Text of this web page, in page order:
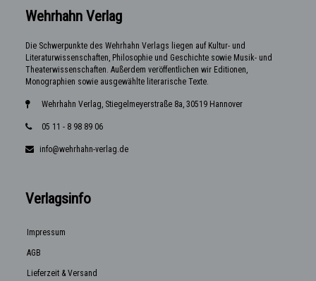
Wehrhahn Verlag
Die Schwerpunkte des Wehrhahn Verlags liegen auf Kultur- und
Literaturwissenschaften, Philosophie und Geschichte sowie Musik- und
Theaterwissenschaften. Außerdem veröffentlichen wir Editionen,
Monographien sowie ausgewählte literarische Texte.
Wehrhahn Verlag, Stiegelmeyerstraße 8a, 30519 Hannover
05 11 - 8 98 89 06
info@wehrhahn-verlag.de
Verlagsinfo
Impressum
AGB
Lieferzeit & Versand